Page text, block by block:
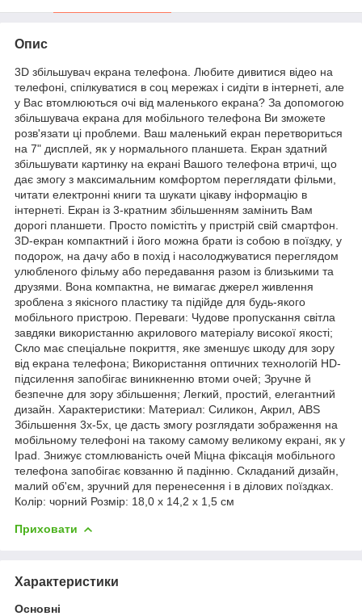
Опис
3D збільшувач екрана телефона. Любите дивитися відео на
телефоні, спілкуватися в соц мережах і сидіти в інтернеті, але
у Вас втомлюються очі від маленького екрана? За допомогою
збільшувача екрана для мобільного телефона Ви зможете
розв'язати ці проблеми. Ваш маленький екран перетвориться
на 7" дисплей, як у нормального планшета. Екран здатний
збільшувати картинку на екрані Вашого телефона втричі, що
дає змогу з максимальним комфортом переглядати фільми,
читати електронні книги та шукати цікаву інформацію в
інтернеті. Екран із 3-кратним збільшенням замінить Вам
дорогі планшети. Просто помістіть у пристрій свій смартфон.
3D-екран компактний і його можна брати із собою в поїздку, у
подорож, на дачу або в похід і насолоджуватися переглядом
улюбленого фільму або передавання разом із близькими та
друзями. Вона компактна, не вимагає джерел живлення
зроблена з якісного пластику та підійде для будь-якого
мобільного пристрою. Переваги: Чудове пропускання світла
завдяки використанню акрилового матеріалу високої якості;
Скло має спеціальне покриття, яке зменшує шкоду для зору
від екрана телефона; Використання оптичних технологій HD-
підсилення запобігає виникненню втоми очей; Зручне й
безпечне для зору збільшення; Легкий, простий, елегантний
дизайн. Характеристики: Материал: Силикон, Акрил, ABS
Збільшення 3x-5x, це дасть змогу розглядати зображення на
мобільному телефоні на такому самому великому екрані, як у
Ipad. Знижує стомлюваність очей Міцна фіксація мобільного
телефона запобігає ковзанню й падінню. Складаний дизайн,
малий об'єм, зручний для перенесення і в ділових поїздках.
Колір: чорний Розмір: 18,0 х 14,2 х 1,5 см
Приховати
Характеристики
Основні